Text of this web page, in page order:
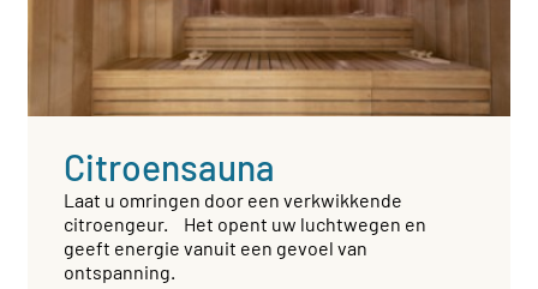
Citroensauna
Laat u omringen door een verkwikkende
citroengeur. Het opent uw luchtwegen en
geeft energie vanuit een gevoel van
ontspanning.